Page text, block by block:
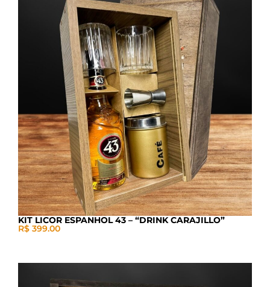
KIT LICOR ESPANHOL 43 – “DRINK CARAJILLO”
R$ 399.00